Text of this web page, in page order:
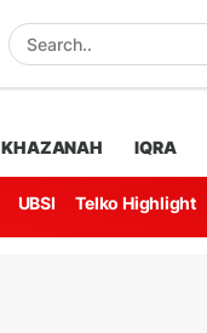
KHAZANAH IQRA
UBSI Telko Highlight